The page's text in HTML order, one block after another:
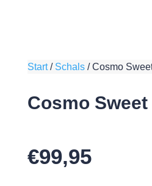
Start/ Schals/Cosmo
Cosmo
€99,95